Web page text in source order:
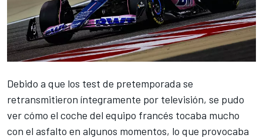
Debido a que los test de pretemporada se
retransmitieron íntegramente por televisión, se pudo
ver cómo el coche del equipo francés tocaba mucho
con el asfalto en algunos momentos, lo que provocaba